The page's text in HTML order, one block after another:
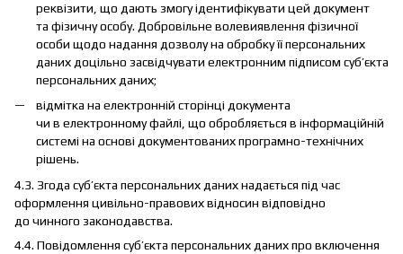
реквізити, що дають змогу ідентифікувати цей документ
та фізичну особу. Добровільне волевиявлення фізичної
особи щодо надання дозволу на обробку її персональних
даних доцільно засвідчувати електронним підписом суб’єкта
персональних даних;
відмітка на електронній сторінці документа
чи в електронному файлі, що обробляється в інформаційній
системі на основі документованих програмно-технічних
рішень.
4.3. Згода суб’єкта персональних даних надається під час
оформлення цивільно-правових відносин відповідно
до чинного законодавства.
4.4. Повідомлення суб’єкта персональних даних про включення